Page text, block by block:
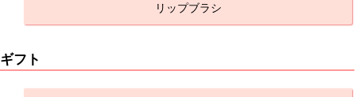
リップブラシ
ギフト